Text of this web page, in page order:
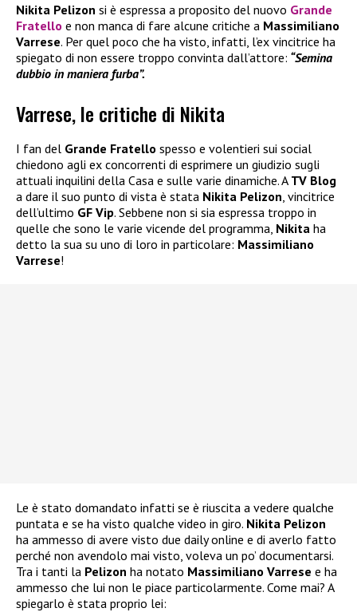
Nikita Pelizon si è espressa a proposito del nuovo Grande
Fratello e non manca di fare alcune critiche a Massimiliano
Varrese. Per quel poco che ha visto, infatti, l’ex vincitrice ha
spiegato di non essere troppo convinta dall’attore: “Semina
dubbio in maniera furba”.
Varrese, le critiche di Nikita
I fan del Grande Fratello spesso e volentieri sui social
chiedono agli ex concorrenti di esprimere un giudizio sugli
attuali inquilini della Casa e sulle varie dinamiche. A TV Blog
a dare il suo punto di vista è stata Nikita Pelizon , vincitrice
dell’ultimo GF Vip. Sebbene non si sia espressa troppo in
quelle che sono le varie vicende del programma, Nikita ha
detto la sua su uno di loro in particolare: Massimiliano
Varrese!
Le è stato domandato infatti se è riuscita a vedere qualche
puntata e se ha visto qualche video in giro. Nikita Pelizon
ha ammesso di avere visto due daily online e di averlo fatto
perché non avendolo mai visto, voleva un po’ documentarsi.
Tra i tanti la Pelizon ha notato Massimiliano Varrese e ha
ammesso che lui non le piace particolarmente. Come mai? A
spiegarlo è stata proprio lei: